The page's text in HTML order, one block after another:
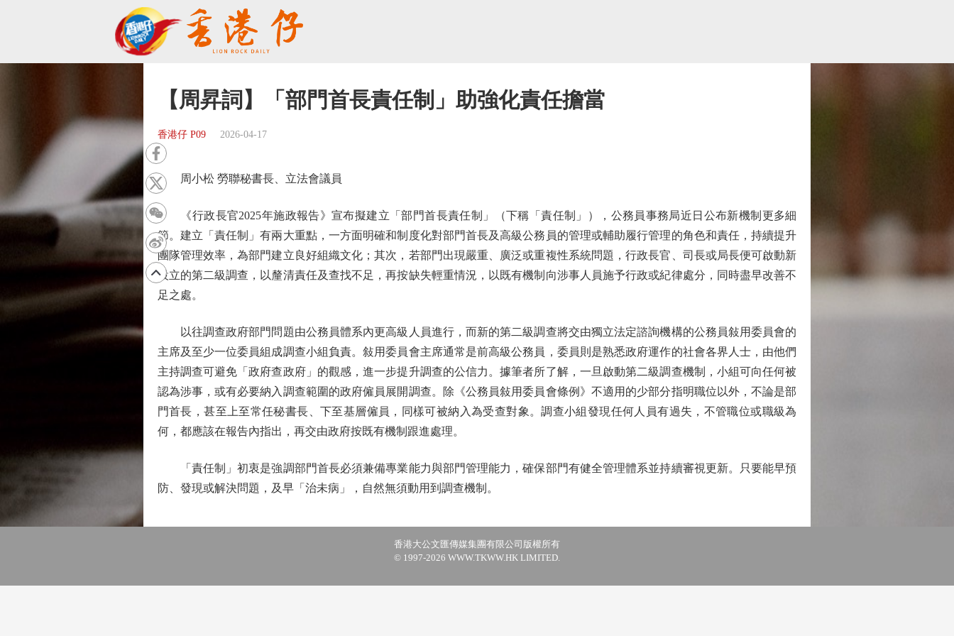
【周昇詞】「部門首長責任制」助強化責任擔當
香港仔 P09 2026-04-17
周小松 勞聯秘書長、立法會議員
《行政長官2025年施政報告》宣布擬建立「部門首長責任制」（下稱「責任制」），公務員事務局近日公布新機制更多細
節。建立「責任制」有兩大重點，一方面明確和制度化對部門首長及高級公務員的管理或輔助履行管理的角色和責任，持續提升
團隊管理效率，為部門建立良好組織文化；其次，若部門出現嚴重、廣泛或重複性系統問題，行政長官、司長或局長便可啟動新
設立的第二級調查，以釐清責任及查找不足，再按缺失輕重情況，以既有機制向涉事人員施予行政或紀律處分，同時盡早改善不
足之處。
以往調查政府部門問題由公務員體系內更高級人員進行，而新的第二級調查將交由獨立法定諮詢機構的公務員敍用委員會的
主席及至少一位委員組成調查小組負責。敍用委員會主席通常是前高級公務員，委員則是熟悉政府運作的社會各界人士，由他們
主持調查可避免「政府查政府」的觀感，進一步提升調查的公信力。據筆者所了解，一旦啟動第二級調查機制，小組可向任何被
認為涉事，或有必要納入調查範圍的政府僱員展開調查。除《公務員敍用委員會條例》不適用的少部分指明職位以外，不論是部
門首長，甚至上至常任秘書長、下至基層僱員，同樣可被納入為受查對象。調查小組發現任何人員有過失，不管職位或職級為
何，都應該在報告內指出，再交由政府按既有機制跟進處理。
「責任制」初衷是強調部門首長必須兼備專業能力與部門管理能力，確保部門有健全管理體系並持續審視更新。只要能早預
防、發現或解決問題，及早「治未病」，自然無須動用到調查機制。
香港大公文匯傳媒集團有限公司版權所有
© 1997-2026 WWW.TKWW.HK LIMITED.